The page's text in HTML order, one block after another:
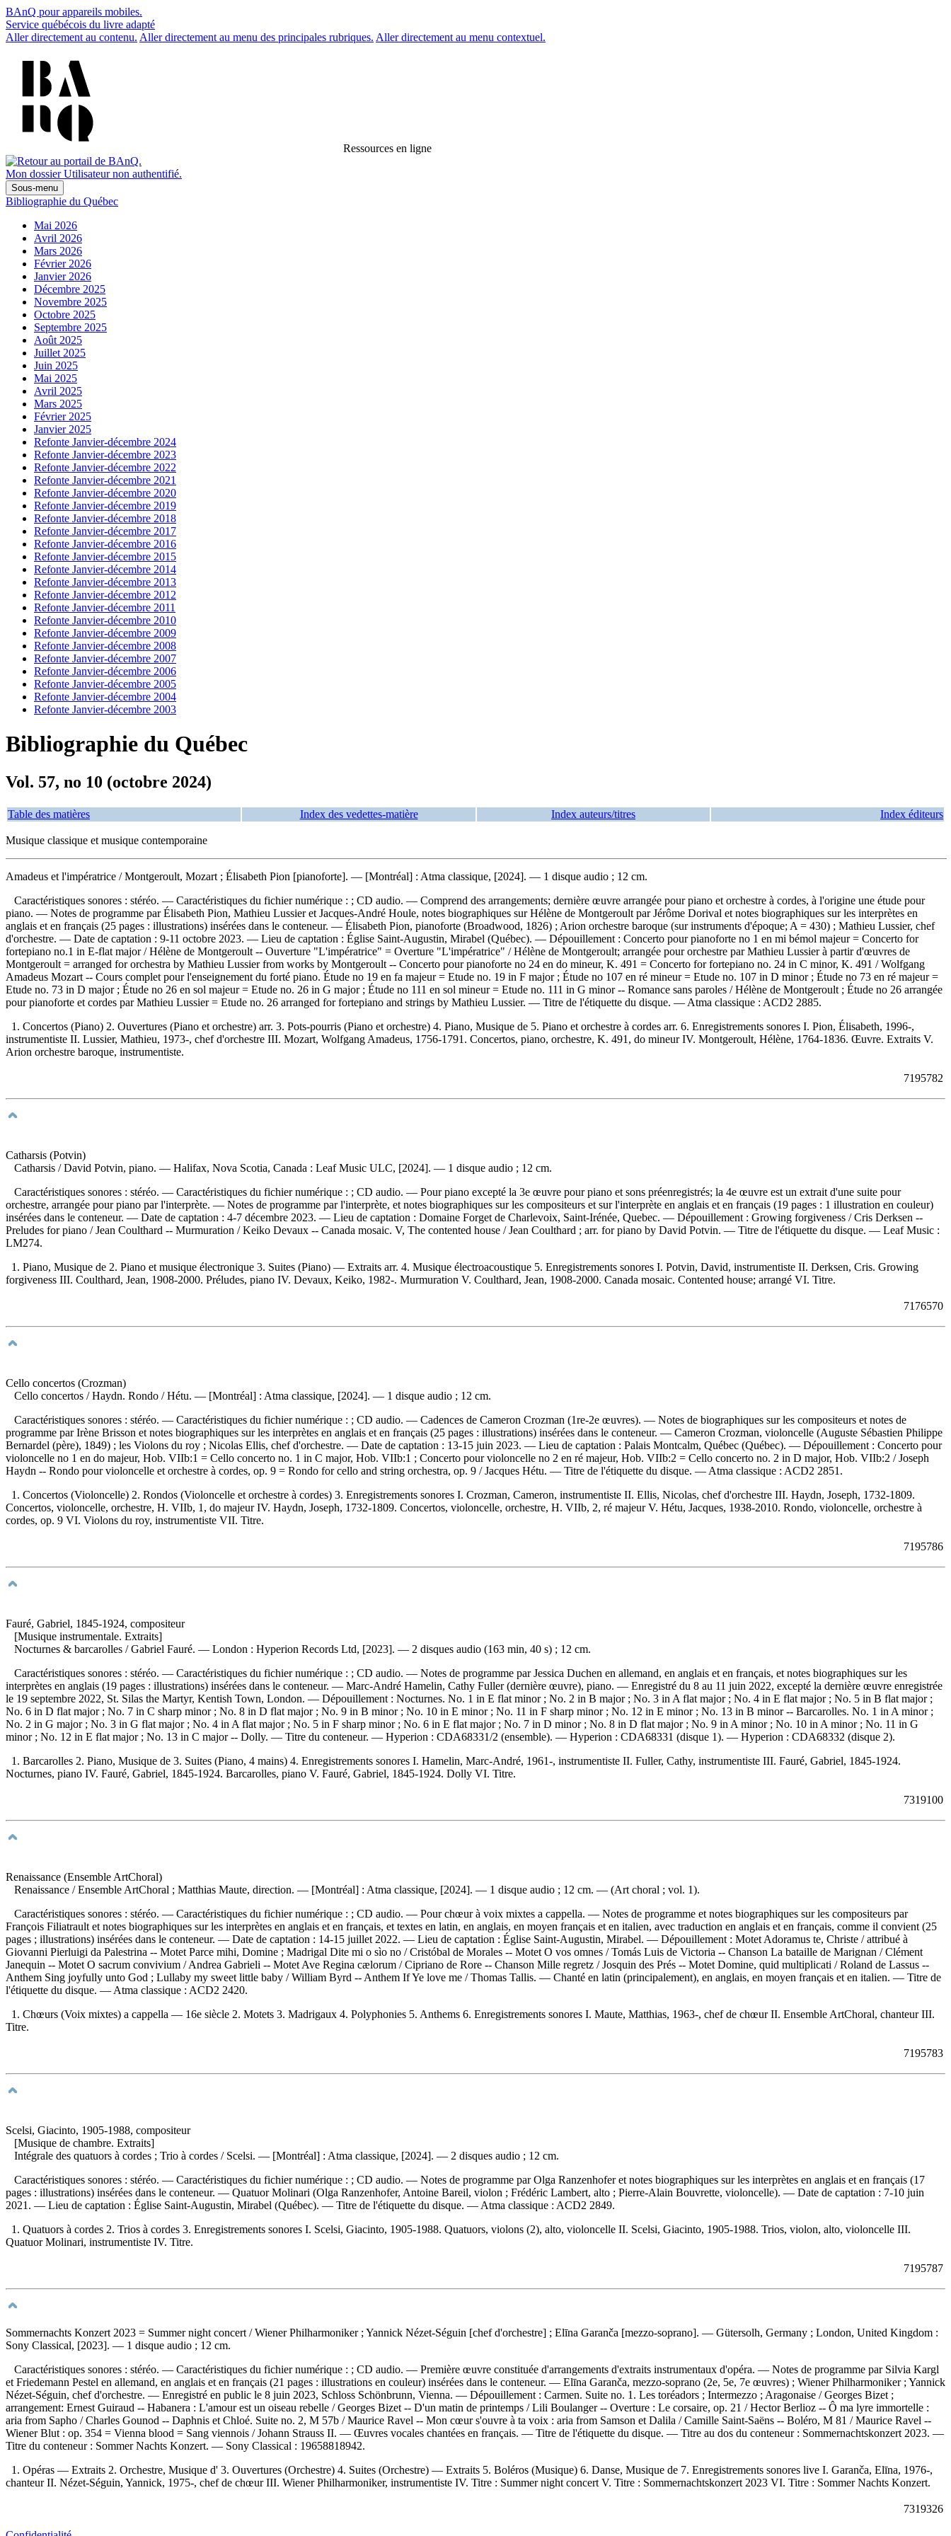
BAnQ pour appareils mobiles.
Service québécois du livre adapté
Aller directement au contenu. Aller directement au menu des principales rubriques. Aller directement au menu contextuel.
Ressources en ligne
Mon dossier Utilisateur non authentifié.
Sous-menu
Bibliographie du Québec
Mai 2026
Avril 2026
Mars 2026
Février 2026
Janvier 2026
Décembre 2025
Novembre 2025
Octobre 2025
Septembre 2025
Août 2025
Juillet 2025
Juin 2025
Mai 2025
Avril 2025
Mars 2025
Février 2025
Janvier 2025
Refonte Janvier-décembre 2024
Refonte Janvier-décembre 2023
Refonte Janvier-décembre 2022
Refonte Janvier-décembre 2021
Refonte Janvier-décembre 2020
Refonte Janvier-décembre 2019
Refonte Janvier-décembre 2018
Refonte Janvier-décembre 2017
Refonte Janvier-décembre 2016
Refonte Janvier-décembre 2015
Refonte Janvier-décembre 2014
Refonte Janvier-décembre 2013
Refonte Janvier-décembre 2012
Refonte Janvier-décembre 2011
Refonte Janvier-décembre 2010
Refonte Janvier-décembre 2009
Refonte Janvier-décembre 2008
Refonte Janvier-décembre 2007
Refonte Janvier-décembre 2006
Refonte Janvier-décembre 2005
Refonte Janvier-décembre 2004
Refonte Janvier-décembre 2003
Bibliographie du Québec
Vol. 57, no 10 (octobre 2024)
Table des matières Index des vedettes-matière Index auteurs/titres Index éditeurs
Musique classique et musique contemporaine
Amadeus et l'impératrice / Montgeroult, Mozart ; Élisabeth Pion [pianoforte]. — [Montréal] : Atma classique, [2024]. — 1 disque audio ; 12 cm.
Caractéristiques sonores : stéréo. — Caractéristiques du fichier numérique : ; CD audio. — Comprend des arrangements; dernière œuvre arrangée pour piano et orchestre à cordes, à l'origine une étude pour
piano. — Notes de programme par Élisabeth Pion, Mathieu Lussier et Jacques-André Houle, notes biographiques sur Hélène de Montgeroult par Jérôme Dorival et notes biographiques sur les interprètes en
anglais et en français (25 pages : illustrations) insérées dans le conteneur. — Élisabeth Pion, pianoforte (Broadwood, 1826) ; Arion orchestre baroque (sur instruments d'époque; A = 430) ; Mathieu Lussier, chef
d'orchestre. — Date de captation : 9-11 octobre 2023. — Lieu de captation : Église Saint-Augustin, Mirabel (Québec). — Dépouillement : Concerto pour pianoforte no 1 en mi bémol majeur = Concerto for
fortepiano no.1 in E-flat major / Hélène de Montgeroult -- Ouverture "L'impératrice" = Overture "L'impératrice" / Hélène de Montgeroult; arrangée pour orchestre par Mathieu Lussier à partir d'œuvres de
Montgeroult = arranged for orchestra by Mathieu Lussier from works by Montgeroult -- Concerto pour pianoforte no 24 en do mineur, K. 491 = Concerto for fortepiano no. 24 in C minor, K. 491 / Wolfgang
Amadeus Mozart -- Cours complet pour l'enseignement du forté piano. Étude no 19 en fa majeur = Etude no. 19 in F major ; Étude no 107 en ré mineur = Etude no. 107 in D minor ; Étude no 73 en ré majeur =
Etude no. 73 in D major ; Étude no 26 en sol majeur = Etude no. 26 in G major ; Étude no 111 en sol mineur = Etude no. 111 in G minor -- Romance sans paroles / Hélène de Montgeroult ; Étude no 26 arrangée
pour pianoforte et cordes par Mathieu Lussier = Etude no. 26 arranged for fortepiano and strings by Mathieu Lussier. — Titre de l'étiquette du disque. — Atma classique : ACD2 2885.
1. Concertos (Piano) 2. Ouvertures (Piano et orchestre) arr. 3. Pots-pourris (Piano et orchestre) 4. Piano, Musique de 5. Piano et orchestre à cordes arr. 6. Enregistrements sonores I. Pion, Élisabeth, 1996-,
instrumentiste II. Lussier, Mathieu, 1973-, chef d'orchestre III. Mozart, Wolfgang Amadeus, 1756-1791. Concertos, piano, orchestre, K. 491, do mineur IV. Montgeroult, Hélène, 1764-1836. Œuvre. Extraits V.
Arion orchestre baroque, instrumentiste.
7195782
Catharsis (Potvin)
Catharsis / David Potvin, piano. — Halifax, Nova Scotia, Canada : Leaf Music ULC, [2024]. — 1 disque audio ; 12 cm.
Caractéristiques sonores : stéréo. — Caractéristiques du fichier numérique : ; CD audio. — Pour piano excepté la 3e œuvre pour piano et sons préenregistrés; la 4e œuvre est un extrait d'une suite pour
orchestre, arrangée pour piano par l'interprète. — Notes de programme par l'interprète, et notes biographiques sur les compositeurs et sur l'interprète en anglais et en français (19 pages : 1 illustration en couleur)
insérées dans le conteneur. — Date de captation : 4-7 décembre 2023. — Lieu de captation : Domaine Forget de Charlevoix, Saint-Irénée, Quebec. — Dépouillement : Growing forgiveness / Cris Derksen --
Preludes for piano / Jean Coulthard -- Murmuration / Keiko Devaux -- Canada mosaic. V, The contented house / Jean Coulthard ; arr. for piano by David Potvin. — Titre de l'étiquette du disque. — Leaf Music :
LM274.
1. Piano, Musique de 2. Piano et musique électronique 3. Suites (Piano) — Extraits arr. 4. Musique électroacoustique 5. Enregistrements sonores I. Potvin, David, instrumentiste II. Derksen, Cris. Growing
forgiveness III. Coulthard, Jean, 1908-2000. Préludes, piano IV. Devaux, Keiko, 1982-. Murmuration V. Coulthard, Jean, 1908-2000. Canada mosaic. Contented house; arrangé VI. Titre.
7176570
Cello concertos (Crozman)
Cello concertos / Haydn. Rondo / Hétu. — [Montréal] : Atma classique, [2024]. — 1 disque audio ; 12 cm.
Caractéristiques sonores : stéréo. — Caractéristiques du fichier numérique : ; CD audio. — Cadences de Cameron Crozman (1re-2e œuvres). — Notes de biographiques sur les compositeurs et notes de
programme par Irène Brisson et notes biographiques sur les interprètes en anglais et en français (25 pages : illustrations) insérées dans le conteneur. — Cameron Crozman, violoncelle (Auguste Sébastien Philippe
Bernardel (père), 1849) ; les Violons du roy ; Nicolas Ellis, chef d'orchestre. — Date de captation : 13-15 juin 2023. — Lieu de captation : Palais Montcalm, Québec (Québec). — Dépouillement : Concerto pour
violoncelle no 1 en do majeur, Hob. VIIb:1 = Cello concerto no. 1 in C major, Hob. VIIb:1 ; Concerto pour violoncelle no 2 en ré majeur, Hob. VIIb:2 = Cello concerto no. 2 in D major, Hob. VIIb:2 / Joseph
Haydn -- Rondo pour violoncelle et orchestre à cordes, op. 9 = Rondo for cello and string orchestra, op. 9 / Jacques Hétu. — Titre de l'étiquette du disque. — Atma classique : ACD2 2851.
1. Concertos (Violoncelle) 2. Rondos (Violoncelle et orchestre à cordes) 3. Enregistrements sonores I. Crozman, Cameron, instrumentiste II. Ellis, Nicolas, chef d'orchestre III. Haydn, Joseph, 1732-1809.
Concertos, violoncelle, orchestre, H. VIIb, 1, do majeur IV. Haydn, Joseph, 1732-1809. Concertos, violoncelle, orchestre, H. VIIb, 2, ré majeur V. Hétu, Jacques, 1938-2010. Rondo, violoncelle, orchestre à
cordes, op. 9 VI. Violons du roy, instrumentiste VII. Titre.
7195786
Fauré, Gabriel, 1845-1924, compositeur
[Musique instrumentale. Extraits]
Nocturnes & barcarolles / Gabriel Fauré. — London : Hyperion Records Ltd, [2023]. — 2 disques audio (163 min, 40 s) ; 12 cm.
Caractéristiques sonores : stéréo. — Caractéristiques du fichier numérique : ; CD audio. — Notes de programme par Jessica Duchen en allemand, en anglais et en français, et notes biographiques sur les
interprètes en anglais (19 pages : illustrations) insérées dans le conteneur. — Marc-André Hamelin, Cathy Fuller (dernière œuvre), piano. — Enregistré du 8 au 11 juin 2022, excepté la dernière œuvre enregistrée
le 19 septembre 2022, St. Silas the Martyr, Kentish Town, London. — Dépouillement : Nocturnes. No. 1 in E flat minor ; No. 2 in B major ; No. 3 in A flat major ; No. 4 in E flat major ; No. 5 in B flat major ;
No. 6 in D flat major ; No. 7 in C sharp minor ; No. 8 in D flat major ; No. 9 in B minor ; No. 10 in E minor ; No. 11 in F sharp minor ; No. 12 in E minor ; No. 13 in B minor -- Barcarolles. No. 1 in A minor ;
No. 2 in G major ; No. 3 in G flat major ; No. 4 in A flat major ; No. 5 in F sharp minor ; No. 6 in E flat major ; No. 7 in D minor ; No. 8 in D flat major ; No. 9 in A minor ; No. 10 in A minor ; No. 11 in G
minor ; No. 12 in E flat major ; No. 13 in C major -- Dolly. — Titre du conteneur. — Hyperion : CDA68331/2 (ensemble). — Hyperion : CDA68331 (disque 1). — Hyperion : CDA68332 (disque 2).
1. Barcarolles 2. Piano, Musique de 3. Suites (Piano, 4 mains) 4. Enregistrements sonores I. Hamelin, Marc-André, 1961-, instrumentiste II. Fuller, Cathy, instrumentiste III. Fauré, Gabriel, 1845-1924.
Nocturnes, piano IV. Fauré, Gabriel, 1845-1924. Barcarolles, piano V. Fauré, Gabriel, 1845-1924. Dolly VI. Titre.
7319100
Renaissance (Ensemble ArtChoral)
Renaissance / Ensemble ArtChoral ; Matthias Maute, direction. — [Montréal] : Atma classique, [2024]. — 1 disque audio ; 12 cm. — (Art choral ; vol. 1).
Caractéristiques sonores : stéréo. — Caractéristiques du fichier numérique : ; CD audio. — Pour chœur à voix mixtes a cappella. — Notes de programme et notes biographiques sur les compositeurs par
François Filiatrault et notes biographiques sur les interprètes en anglais et en français, et textes en latin, en anglais, en moyen français et en italien, avec traduction en anglais et en français, comme il convient (25
pages ; illustrations) insérées dans le conteneur. — Date de captation : 14-15 juillet 2022. — Lieu de captation : Église Saint-Augustin, Mirabel. — Dépouillement : Motet Adoramus te, Christe / attribué à
Giovanni Pierluigi da Palestrina -- Motet Parce mihi, Domine ; Madrigal Dite mi o sìo no / Cristóbal de Morales -- Motet O vos omnes / Tomás Luis de Victoria -- Chanson La bataille de Marignan / Clément
Janequin -- Motet O sacrum convivium / Andrea Gabrieli -- Motet Ave Regina cælorum / Cipriano de Rore -- Chanson Mille regretz / Josquin des Prés -- Motet Domine, quid multiplicati / Roland de Lassus --
Anthem Sing joyfully unto God ; Lullaby my sweet little baby / William Byrd -- Anthem If Ye love me / Thomas Tallis. — Chanté en latin (principalement), en anglais, en moyen français et en italien. — Titre de
l'étiquette du disque. — Atma classique : ACD2 2420.
1. Chœurs (Voix mixtes) a cappella — 16e siècle 2. Motets 3. Madrigaux 4. Polyphonies 5. Anthems 6. Enregistrements sonores I. Maute, Matthias, 1963-, chef de chœur II. Ensemble ArtChoral, chanteur III.
Titre.
7195783
Scelsi, Giacinto, 1905-1988, compositeur
[Musique de chambre. Extraits]
Intégrale des quatuors à cordes ; Trio à cordes / Scelsi. — [Montréal] : Atma classique, [2024]. — 2 disques audio ; 12 cm.
Caractéristiques sonores : stéréo. — Caractéristiques du fichier numérique : ; CD audio. — Notes de programme par Olga Ranzenhofer et notes biographiques sur les interprètes en anglais et en français (17
pages : illustrations) insérées dans le conteneur. — Quatuor Molinari (Olga Ranzenhofer, Antoine Bareil, violon ; Frédéric Lambert, alto ; Pierre-Alain Bouvrette, violoncelle). — Date de captation : 7-10 juin
2021. — Lieu de captation : Église Saint-Augustin, Mirabel (Québec). — Titre de l'étiquette du disque. — Atma classique : ACD2 2849.
1. Quatuors à cordes 2. Trios à cordes 3. Enregistrements sonores I. Scelsi, Giacinto, 1905-1988. Quatuors, violons (2), alto, violoncelle II. Scelsi, Giacinto, 1905-1988. Trios, violon, alto, violoncelle III.
Quatuor Molinari, instrumentiste IV. Titre.
7195787
Sommernachts Konzert 2023 = Summer night concert / Wiener Philharmoniker ; Yannick Nézet-Séguin [chef d'orchestre] ; Elīna Garanča [mezzo-soprano]. — Gütersolh, Germany ; London, United Kingdom :
Sony Classical, [2023]. — 1 disque audio ; 12 cm.
Caractéristiques sonores : stéréo. — Caractéristiques du fichier numérique : ; CD audio. — Première œuvre constituée d'arrangements d'extraits instrumentaux d'opéra. — Notes de programme par Silvia Kargl
et Friedemann Pestel en allemand, en anglais et en français (21 pages : illustrations en couleur) insérées dans le conteneur. — Elīna Garanča, mezzo-soprano (2e, 5e, 7e œuvres) ; Wiener Philharmoniker ; Yannick
Nézet-Séguin, chef d'orchestre. — Enregistré en public le 8 juin 2023, Schloss Schönbrunn, Vienna. — Dépouillement : Carmen. Suite no. 1. Les toréadors ; Intermezzo ; Aragonaise / Georges Bizet ;
arrangement: Ernest Guiraud -- Habanera : L'amour est un oiseau rebelle / Georges Bizet -- D'un matin de printemps / Lili Boulanger -- Overture : Le corsaire, op. 21 / Hector Berlioz -- Ô ma lyre immortelle :
aria from Sapho / Charles Gounod -- Daphnis et Chloé. Suite no. 2, M 57b / Maurice Ravel -- Mon cœur s'ouvre à ta voix : aria from Samson et Dalila / Camille Saint-Saëns -- Boléro, M 81 / Maurice Ravel --
Wiener Blut : op. 354 = Vienna blood = Sang viennois / Johann Strauss II. — Œuvres vocales chantées en français. — Titre de l'étiquette du disque. — Titre au dos du conteneur : Sommernachtskonzert 2023. —
Titre du conteneur : Sommer Nachts Konzert. — Sony Classical : 19658818942.
1. Opéras — Extraits 2. Orchestre, Musique d' 3. Ouvertures (Orchestre) 4. Suites (Orchestre) — Extraits 5. Boléros (Musique) 6. Danse, Musique de 7. Enregistrements sonores live I. Garanča, Elīna, 1976-,
chanteur II. Nézet-Séguin, Yannick, 1975-, chef de chœur III. Wiener Philharmoniker, instrumentiste IV. Titre : Summer night concert V. Titre : Sommernachtskonzert 2023 VI. Titre : Sommer Nachts Konzert.
7319326